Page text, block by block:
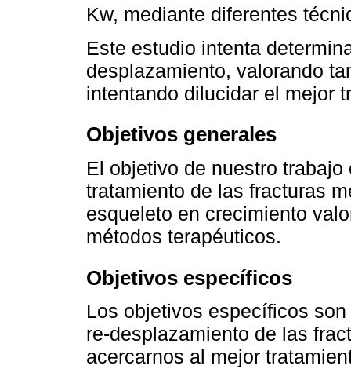
Kw, mediante diferentes
Este estudio intenta
desplazamiento, valorando
intentando dilucidar el mejor
Objetivos generales
El objetivo de nuestro
tratamiento de las fracturas
esqueleto en crecimiento
métodos terapéuticos.
Objetivos específicos
Los objetivos específicos
re-desplazamiento de las
acercarnos al mejor